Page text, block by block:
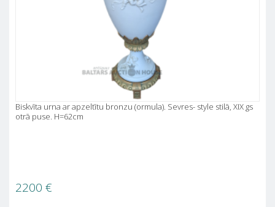
Biskvīta urna ar apzeltītu bronzu (ormula). Sevres- style stilā, XIX gs
otrā puse. H=62cm
2200 €